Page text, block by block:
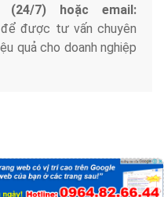
(24/7) hoặc email:
để được tư vấn chuyên
quả cho doanh nghiệp